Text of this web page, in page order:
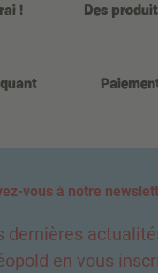
! Des
vous à notre
dernières
en vous